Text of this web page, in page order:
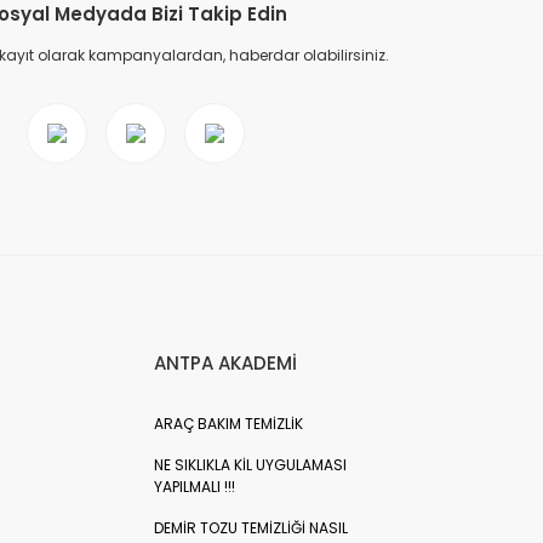
Medyada Bizi Takip Edin
olarak kampanyalardan, haberdar olabilirsiniz.
ANTPA AKADEMİ
ARAÇ BAKIM TEMİZLİK
NE SIKLIKLA KİL UYGULAMASI
YAPILMALI !!!
DEMİR TOZU TEMİZLİĞİ NASIL